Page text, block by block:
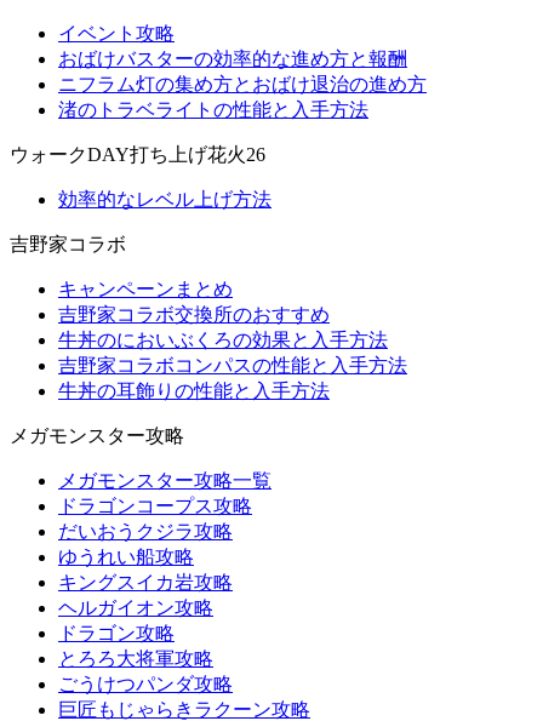
イベント攻略
おばけバスターの効率的な進め方と報酬
ニフラム灯の集め方とおばけ退治の進め方
渚のトラベライトの性能と入手方法
ウォークDAY打ち上げ花火26
効率的なレベル上げ方法
吉野家コラボ
キャンペーンまとめ
吉野家コラボ交換所のおすすめ
牛丼のにおいぶくろの効果と入手方法
吉野家コラボコンパスの性能と入手方法
牛丼の耳飾りの性能と入手方法
メガモンスター攻略
メガモンスター攻略一覧
ドラゴンコープス攻略
だいおうクジラ攻略
ゆうれい船攻略
キングスイカ岩攻略
ヘルガイオン攻略
ドラゴン攻略
とろろ大将軍攻略
ごうけつパンダ攻略
巨匠もじゃらきラクーン攻略